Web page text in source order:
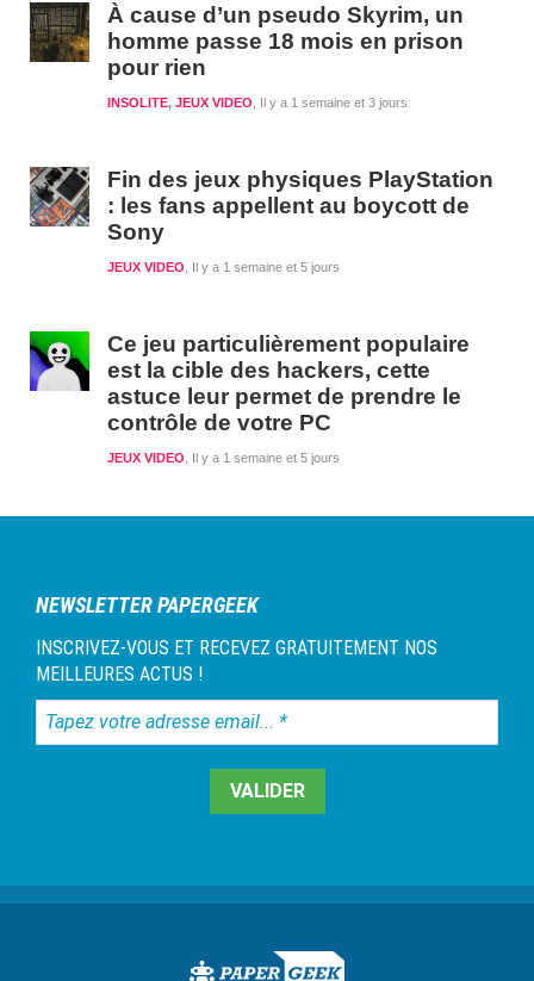
À cause d’un pseudo Skyrim, un
homme passe 18 mois en prison
pour rien
Il y a 1 semaine et 3 jours
INSOLITE, JEUX VIDEO
Fin des jeux physiques PlayStation
: les fans appellent au boycott de
Sony
Il y a 1 semaine et 5 jours
JEUX VIDEO
Ce jeu particulièrement populaire
est la cible des hackers, cette
astuce leur permet de prendre le
contrôle de votre PC
Il y a 1 semaine et 5 jours
JEUX VIDEO
NEWSLETTER PAPERGEEK
INSCRIVEZ-VOUS ET RECEVEZ GRATUITEMENT NOS
MEILLEURES ACTUS !
Tapez
votre